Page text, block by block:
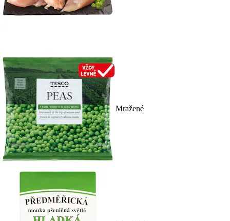
Mražené